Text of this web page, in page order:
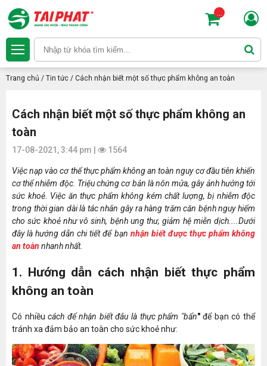
Trang chủ / Tin tức / Cách nhận biết một số thực phẩm không an toàn
Cách nhận biết một số thực phẩm không an
toàn
17-08-2021, 3:44 pm | 1564
Việc nạp vào cơ thể thực phẩm không an toàn nguy cơ đầu tiên khiến
cơ thể nhiễm độc. Triệu chứng cơ bản là nôn mửa, gây ảnh hưởng tới
sức khoẻ. Việc ăn thực phẩm không kém chất lượng, bị nhiễm độc
trong thời gian dài là tác nhân gây ra hàng trăm căn bệnh nguy hiểm
cho sức khoẻ như vô sinh, bệnh ung thư, giảm hệ miễn dịch....Dưới
đây là hướng dẫn chi tiết để bạn nhận biết được thực phẩm không
an toàn nhanh nhất.
1. Hướng dẫn cách nhận biết thực phẩm
không an toàn
Có nhiềucách để nhận biết đâu là thực phẩm "bẩn"để bạn có thể
tránh xa đảm bảo an toàn cho sức khoẻ như: